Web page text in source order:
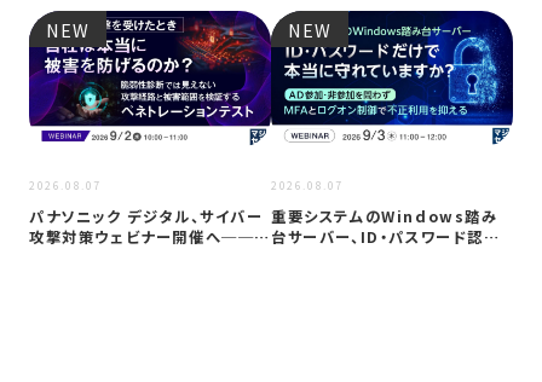
NEW
2026.08.07
パナソニック デジタル、サイバー
攻撃対策ウェビナー開催へ──自
NEW
2026.08.07
重要システムのWindows踏み
台サーバー、ID・パスワード認証